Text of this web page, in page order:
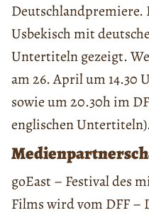
Usbekisch mit
Untertiteln gezeigt.
am 26. April um 14.30
sowie um 20.30h im
englischen
goEast – Festival des
Films wird vom DFF